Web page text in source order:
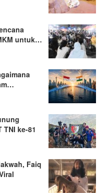
untuk…
TNI ke-81
Faiq